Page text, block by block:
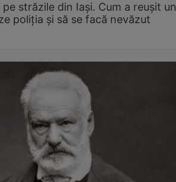
străzile din Iași. Cum a reușit un
poliția și să se facă nevăzut